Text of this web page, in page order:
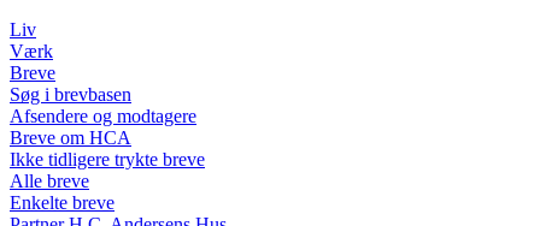
Liv
Værk
Breve
Søg i brevbasen
Afsendere og modtagere
Breve om HCA
Ikke tidligere trykte breve
Alle breve
Enkelte breve